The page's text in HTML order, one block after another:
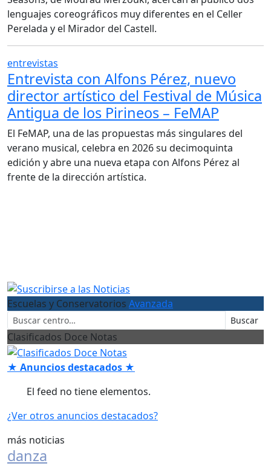
lenguajes coreográficos muy diferentes en el Celler
Perelada y el Mirador del Castell.
entrevistas
Entrevista con Alfons Pérez, nuevo
director artístico del Festival de Música
Antigua de los Pirineos – FeMAP
El FeMAP, una de las propuestas más singulares del
verano musical, celebra en 2026 su decimoquinta
edición y abre una nueva etapa con Alfons Pérez al
frente de la dirección artística.
Escuelas y Conservatorios Avanzada
Buscar
Clasificados Doce Notas
★ Anuncios destacados ★
El feed no tiene elementos.
¿Ver otros anuncios destacados?
más noticias
danza